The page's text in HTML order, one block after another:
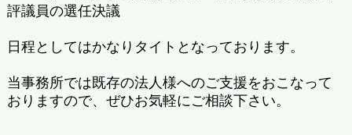
評議員の選任決議
日程としてはかなりタイトとなっております。
当事務所では既存の法人様へのご支援をおこなって
おりますので、ぜひお気軽にご相談下さい。